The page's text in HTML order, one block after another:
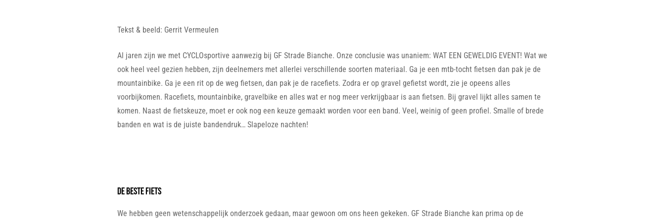
Tekst & beeld: Gerrit Vermeulen
Al jaren zijn we met CYCLOsportive aanwezig bij GF Strade Bianche. Onze conclusie was unaniem: WAT EEN GEWELDIG EVENT! Wat we
ook heel veel gezien hebben, zijn deelnemers met allerlei verschillende soorten materiaal. Ga je een mtb-tocht fietsen dan pak je de
mountainbike. Ga je een rit op de weg fietsen, dan pak je de racefiets. Zodra er op gravel gefietst wordt, zie je opeens alles
voorbijkomen. Racefiets, mountainbike, gravelbike en alles wat er nog meer verkrijgbaar is aan fietsen. Bij gravel lijkt alles samen te
komen. Naast de fietskeuze, moet er ook nog een keuze gemaakt worden voor een band. Veel, weinig of geen profiel. Smalle of brede
banden en wat is de juiste bandendruk… Slapeloze nachten!
DE beste fiets
We hebben geen wetenschappelijk onderzoek gedaan, maar gewoon om ons heen gekeken. GF Strade Bianche kan prima op de